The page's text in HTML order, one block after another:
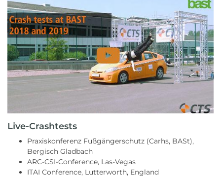
Live-Crashtests
Praxiskonferenz Fußgängerschutz (Carhs, BASt),
Bergisch Gladbach
ARC-CSI-Conference, Las-Vegas
ITAI Conference, Lutterworth, England